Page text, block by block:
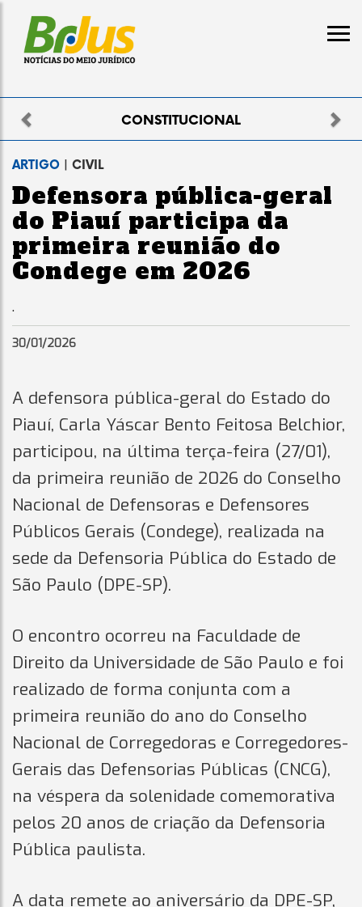
CONSTITUCIONAL
Previous
ARTIGO | CIVIL
Defensora pública-geral
do Piauí participa da
primeira reunião do
Condege em 2026
.
30/01/2026
A defensora pública-geral do Estado do
Piauí, Carla Yáscar Bento Feitosa Belchior,
participou, na última terça-feira (27/01),
da primeira reunião de 2026 do Conselho
Nacional de Defensoras e Defensores
Públicos Gerais (Condege), realizada na
sede da Defensoria Pública do Estado de
São Paulo (DPE-SP).
O encontro ocorreu na Faculdade de
Direito da Universidade de São Paulo e foi
realizado de forma conjunta com a
primeira reunião do ano do Conselho
Nacional de Corregedoras e Corregedores-
Gerais das Defensorias Públicas (CNCG),
na véspera da solenidade comemorativa
pelos 20 anos de criação da Defensoria
Pública paulista.
A data remete ao aniversário da DPE-SP,